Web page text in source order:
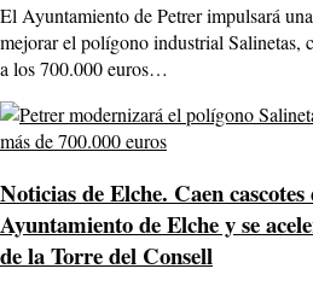
El Ayuntamiento de Petrer impulsará
mejorar el polígono industrial Salinetas,
a los 700.000 euros…
Noticias de Elche. Caen
Ayuntamiento de Elche y se
de la Torre del Consell